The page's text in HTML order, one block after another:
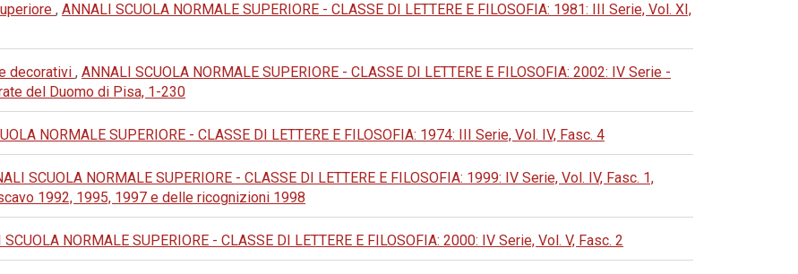
, ANNALI SCUOLA NORMALE SUPERIORE - CLASSE DI LETTERE E FILOSOFIA: 1981: III Serie, Vol. XI,
decorativi , ANNALI SCUOLA NORMALE SUPERIORE - CLASSE DI LETTERE E FILOSOFIA: 2002: IV Serie -
del Duomo di Pisa, 1-230
NORMALE SUPERIORE - CLASSE DI LETTERE E FILOSOFIA: 1974: III Serie, Vol. IV, Fasc. 4
SCUOLA NORMALE SUPERIORE - CLASSE DI LETTERE E FILOSOFIA: 1999: IV Serie, Vol. IV, Fasc. 1,
1992, 1995, 1997 e delle ricognizioni 1998
NORMALE SUPERIORE - CLASSE DI LETTERE E FILOSOFIA: 2000: IV Serie, Vol. V, Fasc. 2